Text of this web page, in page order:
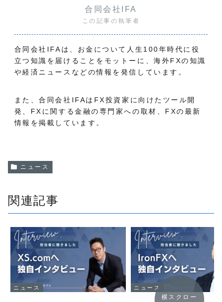
合同会社IFA
この記事の執筆者
合同会社IFAは、お金について人生100年時代に役
立つ知識を届けることをモットーに、海外FXの知識
や経済ニュースなどの情報を発信しています。
また、合同会社IFAはFX投資家に向けたツール開
発、FXに関する金融の専門家への取材、FXの最新
情報を掲載しています。
ニュース
関連記事
ニュース ニュース
横スクロー